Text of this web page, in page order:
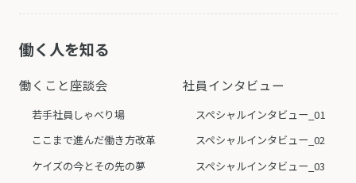
働く人を知る
働くこと座談会
若手社員しゃべり場
ここまで進んだ働き方改革
ケイズの今とその先の夢
社員インタビュー
スペシャルインタビュー_01
スペシャルインタビュー_02
スペシャルインタビュー_03